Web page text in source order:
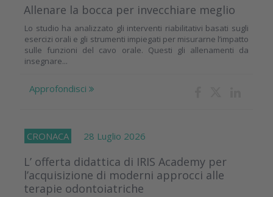
Allenare la bocca per invecchiare meglio
Lo studio ha analizzato gli interventi riabilitativi basati sugli
esercizi orali e gli strumenti impiegati per misurarne l’impatto
sulle funzioni del cavo orale. Questi gli allenamenti da
insegnare...
Approfondisci
CRONACA 28 Luglio 2026
L’ offerta didattica di IRIS Academy per
l’acquisizione di moderni approcci alle
terapie odontoiatriche